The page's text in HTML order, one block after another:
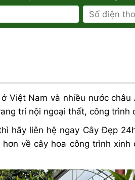
Việt Nam và nhiều nước châu
trí nội ngoại thất, công trình
hãy liên hệ ngay Cây Đẹp
về cây hoa công trình